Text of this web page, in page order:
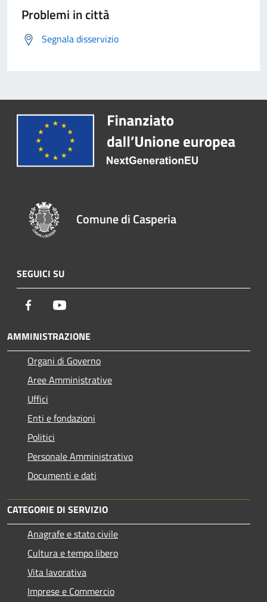
Problemi in città
Segnala disservizio
Comune di Casperia
SEGUICI SU
Facebook
AMMINISTRAZIONE
Organi di Governo
Aree Amministrative
Uffici
Enti e fondazioni
Politici
Personale Amministrativo
Documenti e dati
CATEGORIE DI SERVIZIO
Anagrafe e stato civile
Cultura e tempo libero
Vita lavorativa
Imprese e Commercio